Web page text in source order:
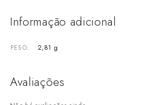
Informação adicional
PESO 2,81 g
Avaliações